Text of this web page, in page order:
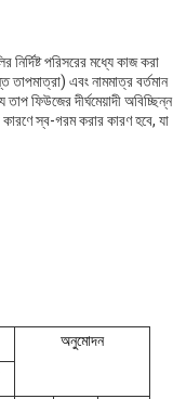
পরিসরের মধ্যে কাজ করা
এবং নামমাত্র বর্তমান
ফিউজের দীর্ঘমেয়াদী অবিচ্ছিন্ন
স্ব-গরম করার কারণ হবে, যা
অনুমোদন